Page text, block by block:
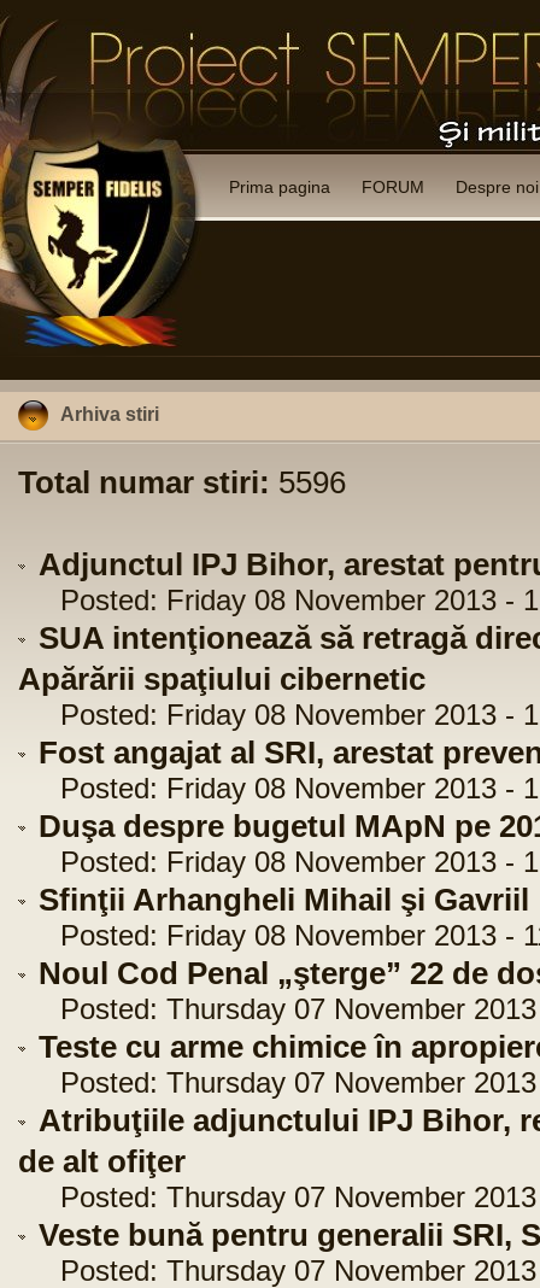
Prima pagina FORUM Despre noi
Arhiva stiri
Total numar stiri: 5596
Adjunctul IPJ Bihor, arestat
Posted: Friday 08 November 2013 -
SUA intenţionează să retragă
Apărării spaţiului cibernetic
Posted: Friday 08 November 2013 -
Fost angajat al SRI, arestat
Posted: Friday 08 November 2013 -
Duşa despre bugetul MApN pe
Posted: Friday 08 November 2013 -
Sfinţii Arhangheli Mihail şi Gavriil
Posted: Friday 08 November 2013 -
Noul Cod Penal „şterge” 22 de
Posted: Thursday 07 November 2013
Teste cu arme chimice în
Posted: Thursday 07 November 2013
Atribuţiile adjunctului IPJ Bihor,
de alt ofiţer
Posted: Thursday 07 November 2013
Veste bună pentru generalii SRI,
Posted: Thursday 07 November 2013